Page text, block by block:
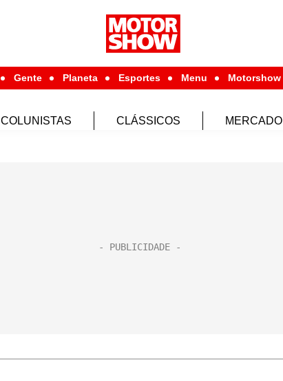
Gente Planeta Esportes Menu Motorshow
COLUNISTAS CLÁSSICOS MERCADO